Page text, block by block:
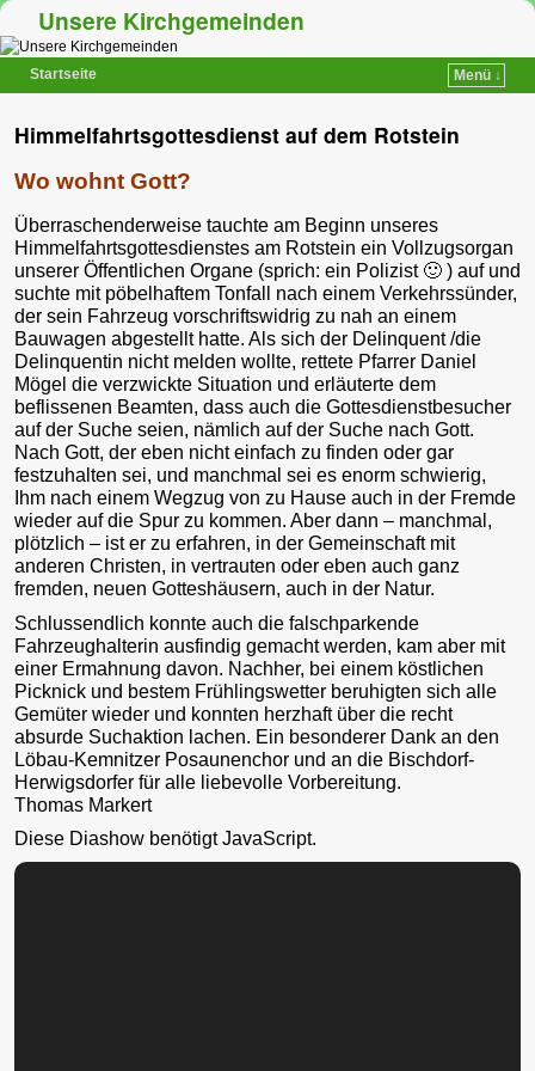
Unsere Kirchgemeinden
Startseite
Menü ↓
Himmelfahrtsgottesdienst auf dem Rotstein
Wo wohnt Gott?
Überraschenderweise tauchte am Beginn unseres
Himmelfahrtsgottesdienstes am Rotstein ein Vollzugsorgan
unserer Öffentlichen Organe (sprich: ein Polizist 🙂 ) auf und
suchte mit pöbelhaftem Tonfall nach einem Verkehrssünder,
der sein Fahrzeug vorschriftswidrig zu nah an einem
Bauwagen abgestellt hatte. Als sich der Delinquent /die
Delinquentin nicht melden wollte, rettete Pfarrer Daniel
Mögel die verzwickte Situation und erläuterte dem
beflissenen Beamten, dass auch die Gottesdienstbesucher
auf der Suche seien, nämlich auf der Suche nach Gott.
Nach Gott, der eben nicht einfach zu finden oder gar
festzuhalten sei, und manchmal sei es enorm schwierig,
Ihm nach einem Wegzug von zu Hause auch in der Fremde
wieder auf die Spur zu kommen. Aber dann – manchmal,
plötzlich – ist er zu erfahren, in der Gemeinschaft mit
anderen Christen, in vertrauten oder eben auch ganz
fremden, neuen Gotteshäusern, auch in der Natur.
Schlussendlich konnte auch die falschparkende
Fahrzeughalterin ausfindig gemacht werden, kam aber mit
einer Ermahnung davon. Nachher, bei einem köstlichen
Picknick und bestem Frühlingswetter beruhigten sich alle
Gemüter wieder und konnten herzhaft über die recht
absurde Suchaktion lachen. Ein besonderer Dank an den
Löbau-Kemnitzer Posaunenchor und an die Bischdorf-
Herwigsdorfer für alle liebevolle Vorbereitung.
Thomas Markert
Diese Diashow benötigt JavaScript.